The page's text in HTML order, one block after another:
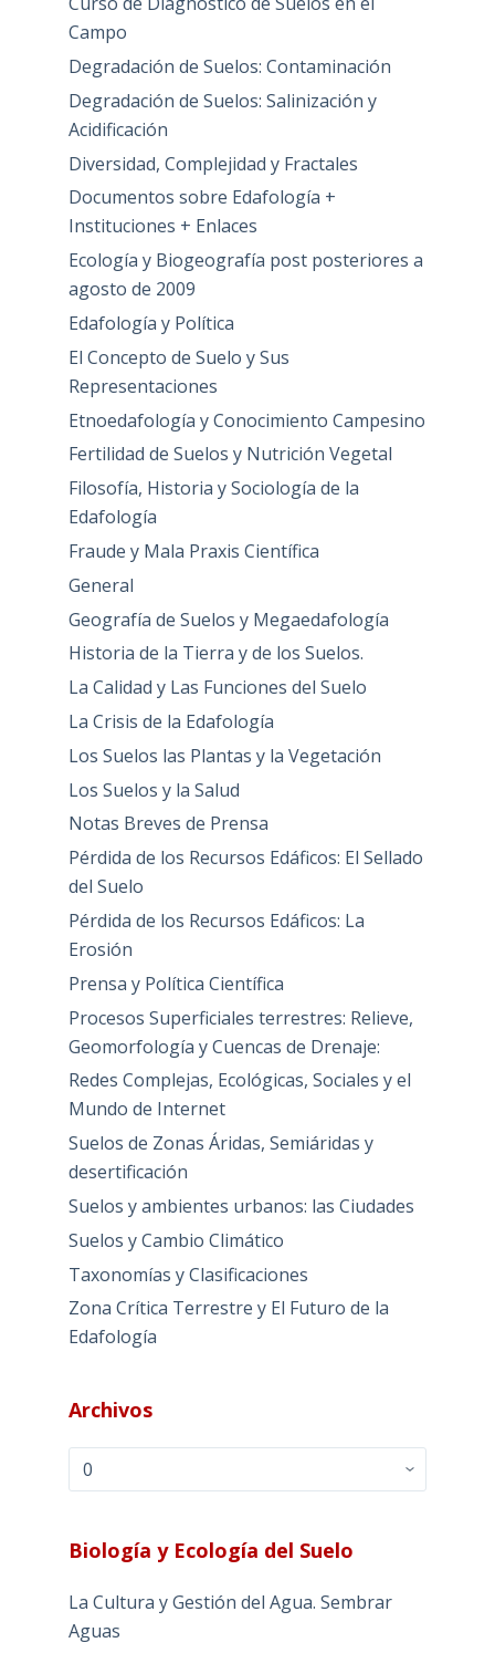
Campo
Degradación de Suelos: Contaminación
Degradación de Suelos: Salinización y
Acidificación
Diversidad, Complejidad y Fractales
Documentos sobre Edafología +
Instituciones + Enlaces
Ecología y Biogeografía post posteriores a
agosto de 2009
Edafología y Política
El Concepto de Suelo y Sus
Representaciones
Etnoedafología y Conocimiento Campesino
Fertilidad de Suelos y Nutrición Vegetal
Filosofía, Historia y Sociología de la
Edafología
Fraude y Mala Praxis Científica
General
Geografía de Suelos y Megaedafología
Historia de la Tierra y de los Suelos.
La Calidad y Las Funciones del Suelo
La Crisis de la Edafología
Los Suelos las Plantas y la Vegetación
Los Suelos y la Salud
Notas Breves de Prensa
Pérdida de los Recursos Edáficos: El Sellado
del Suelo
Pérdida de los Recursos Edáficos: La
Erosión
Prensa y Política Científica
Procesos Superficiales terrestres: Relieve,
Geomorfología y Cuencas de Drenaje:
Redes Complejas, Ecológicas, Sociales y el
Mundo de Internet
Suelos de Zonas Áridas, Semiáridas y
desertificación
Suelos y ambientes urbanos: las Ciudades
Suelos y Cambio Climático
Taxonomías y Clasificaciones
Zona Crítica Terrestre y El Futuro de la
Edafología
Archivos
Archivos
Biología y Ecología del Suelo
La Cultura y Gestión del Agua. Sembrar
Aguas